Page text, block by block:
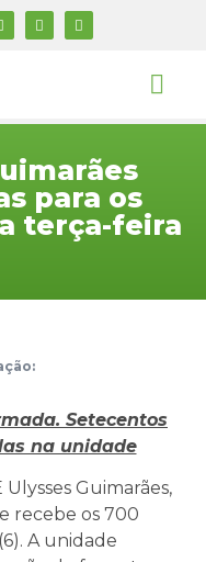
para os
terça-feira
Setecentos
na unidade
Guimarães,
recebe os 700
A unidade